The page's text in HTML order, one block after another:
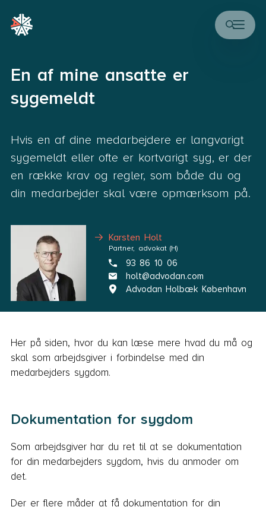
En af mine ansatte er
sygemeldt
Hvis en af dine medarbejdere er langvarigt
sygemeldt eller ofte er kortvarigt syg, er der
en række krav og regler, som både du og
din medarbejder skal være opmærksom på.
Karsten Holt
Partner, advokat (H)
93 86 10 06
holt@advodan.com
Advodan Holbæk København
Her på siden, hvor du kan læse mere hvad du må og
skal som arbejdsgiver i forbindelse med din
medarbejders sygdom.
Dokumentation for sygdom
Som arbejdsgiver har du ret til at se dokumentation
for din medarbejders sygdom, hvis du anmoder om
det.
Der er flere måder at få dokumentation for din